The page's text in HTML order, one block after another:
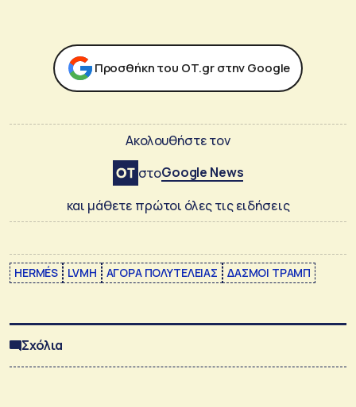
Προσθήκη του ΟΤ.gr στην Google
Ακολουθήστε τον
στοGoogle News
και μάθετε πρώτοι όλες τις ειδήσεις
HERMÉS LVMH ΑΓΟΡΑ ΠΟΛΥΤΕΛΕΙΑΣ ΔΑΣΜΟΙ ΤΡΑΜΠ
Σχόλια